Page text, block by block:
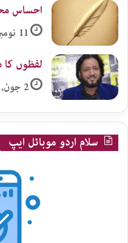
احساس
11 نومبر, 2025
لفظوں
2 جون, 2026
سلام اردو موبائل ایپ